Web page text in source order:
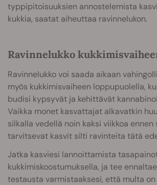
typpipitoisuuksien annostelemista
kukkia, saatat aiheuttaa ravinnelukon.
Ravinnelukko
Ravinnelukko voi saada aikaan
myös kukkimisvaiheen loppupuolella,
budisi kypsyvät ja kehittävät
Vaikka monet kasvattajat alkavatkin
silkalla vedellä noin kaksi viikkoa ennen
tarvitsevat kasvit silti ravinteita tätä
Jatka kasviesi lannoittamista
kukkimiskoostumuksella, ja tee
testausta varmistaaksesi, että multa